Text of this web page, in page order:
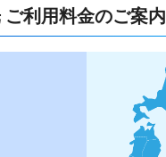
ご利用料金のご案内